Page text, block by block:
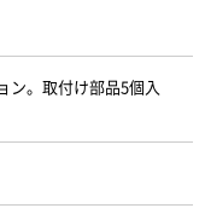
ン。取付け部品5個入